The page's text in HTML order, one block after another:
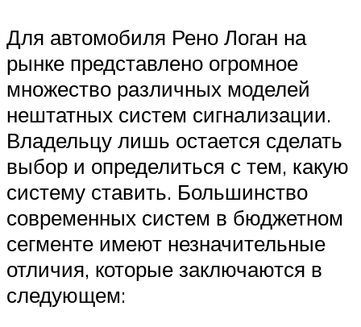
Для автомобиля Рено Логан на
рынке представлено огромное
множество различных моделей
нештатных систем сигнализации.
Владельцу лишь остается сделать
выбор и определиться с тем, какую
систему ставить. Большинство
современных систем в бюджетном
сегменте имеют незначительные
отличия, которые заключаются в
следующем: